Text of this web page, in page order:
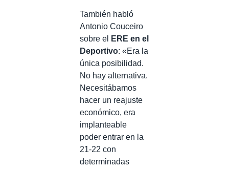
También habló
Antonio Couceiro
sobre el
ERE en el
Deportivo: «Era la
única posibilidad.
No hay alternativa.
Necesitábamos
hacer un reajuste
económico, era
implanteable
poder entrar en la
21-22 con
determinadas